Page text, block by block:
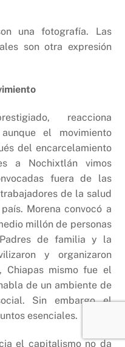
una fotografía. Las
son otra expresión
reacciona
el movimiento
del encarcelamiento
a Nochixtlán vimos
fuera de las
de la salud
Morena convocó a
millón de personas
de familia y la
y organizaron
Chiapas mismo fue el
de un ambiente de
Sin embargo el
esenciales.
el capitalismo no da